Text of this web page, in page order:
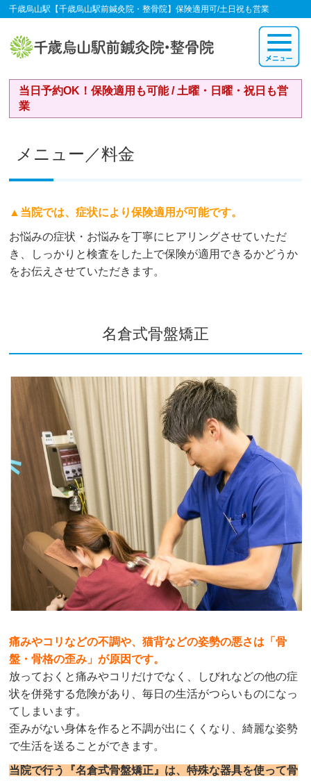
千歳烏山駅【千歳烏山駅前鍼灸院・整骨院】保険適用可/土日祝も営業
当日予約OK！保険適用も可能 / 土曜・日曜・祝日も営
業
メニュー／料金
▲当院では、症状により保険適用が可能です。
お悩みの症状・お悩みを丁寧にヒアリングさせていただ
き、しっかりと検査をした上で保険が適用できるかどうか
をお伝えさせていただきます。
名倉式骨盤矯正
痛みやコリなどの不調や、猫背などの姿勢の悪さは「骨
盤・骨格の歪み」が原因です。
放っておくと痛みやコリだけでなく、しびれなどの他の症
状を併発する危険があり、毎日の生活がつらいものになっ
てしまいます。
歪みがない身体を作ると不調が出にくくなり、綺麗な姿勢
で生活を送ることができます。
当院で行う『名倉式骨盤矯正』は、特殊な器具を使って骨